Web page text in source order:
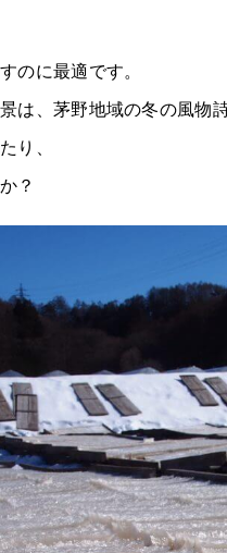
のに最適です。
は、茅野地域の冬の風物詩
り、
？